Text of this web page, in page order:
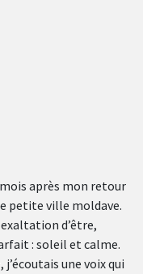
après mon retour
petite ville moldave.
d’être,
: soleil et calme.
une voix qui